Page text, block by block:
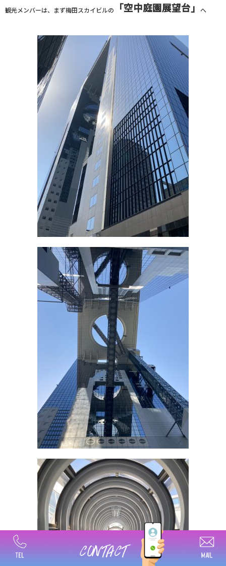
観光メンバーは、まず梅田スカイビルの 「空中庭園展望台」 へ